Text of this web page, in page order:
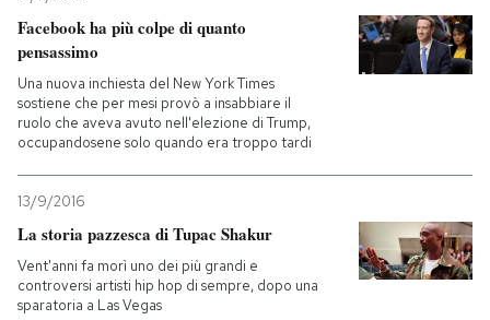
Facebook ha più colpe di quanto
pensassimo
Una nuova inchiesta del New York Times
sostiene che per mesi provò a insabbiare il
ruolo che aveva avuto nell'elezione di Trump,
occupandosene solo quando era troppo tardi
13/9/2016
La storia pazzesca di Tupac Shakur
Vent'anni fa morì uno dei più grandi e
controversi artisti hip hop di sempre, dopo una
sparatoria a Las Vegas